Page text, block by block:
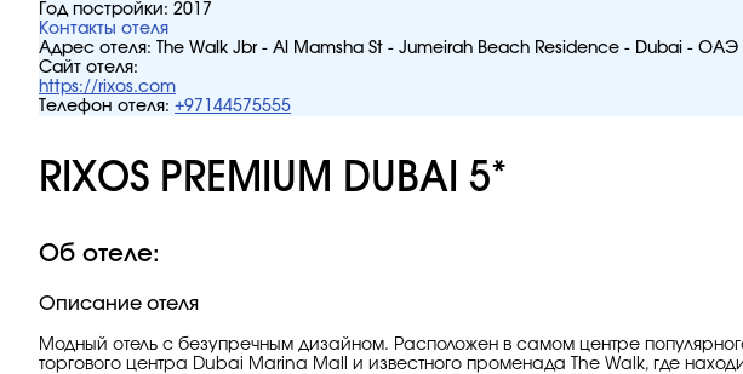
Год постройки: 2017
Контакты отеля
Адрес отеля:
The Walk Jbr - Al Mamsha St - Jumeirah Beach Residence - Dubai - ОАЭ
Сайт отеля:
https://rixos.com
Телефон отеля: +97144575555
RIXOS PREMIUM DUBAI 5*
Об отеле:
Описание отеля
Модный отель с безупречным дизайном. Расположен в самом центре
торгового центра Dubai Marina Mall и известного променада The Walk, где